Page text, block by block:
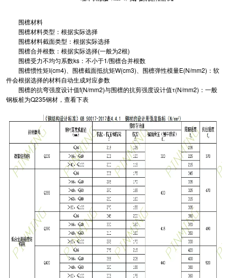
围檩材料
围檩材料类型：根据实际选择
围檩材料截面类型：根据实际选择
围檩合并根数：根据实际选择(一般为2根)
围檩受力不均匀系数ks：不小于1/围檩合并根数
围檩惯性矩I(cm4)、围檩截面抵抗矩W(cm3)、围檩弹性模量E(N/mm2)：软
件会根据选择的材料自动生成对应参数
围檩的抗弯强度设计值f(N/mm2)与围檩的抗剪强度设计值τ(N/mm2)：一般
钢板桩为Q235钢材，查看下表